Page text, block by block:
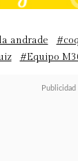
andrade
#Equipo